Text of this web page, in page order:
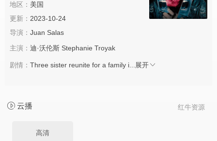
地区： 美国
更新： 2023-10-24
导演： Juan Salas
主演： 迪·沃伦斯 Stephanie Troyak
剧情： Three sister reunite for a family i... 展开
红牛资源
云播
高清